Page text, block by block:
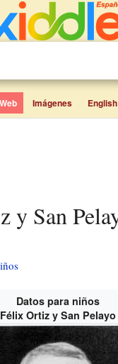
Web Imágenes English
Datos para niños
Félix Ortiz y San Pelayo